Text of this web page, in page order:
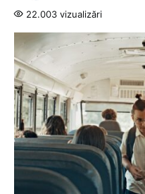
22.003 vizualizări